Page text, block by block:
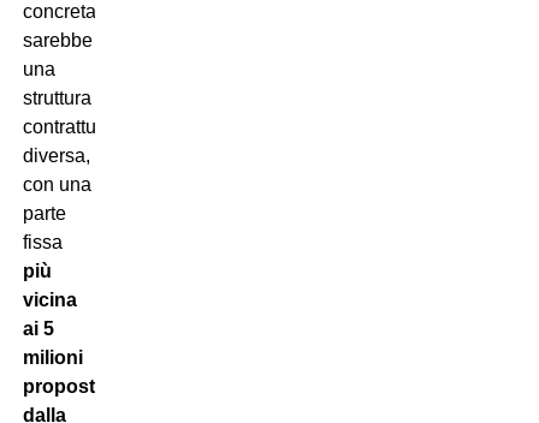
concreta
sarebbe
una
struttura
contrattuale
diversa,
con una
parte
fissa
più
vicina
ai 5
milioni
proposti
dalla